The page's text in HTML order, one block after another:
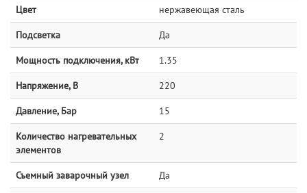
Цвет нержавеющая сталь
Подсветка Да
Мощность подключения, кВт 1.35
Напряжение, В 220
Давление, Бар 15
Количество нагревательных
элементов
2
Съемный заварочный узел Да